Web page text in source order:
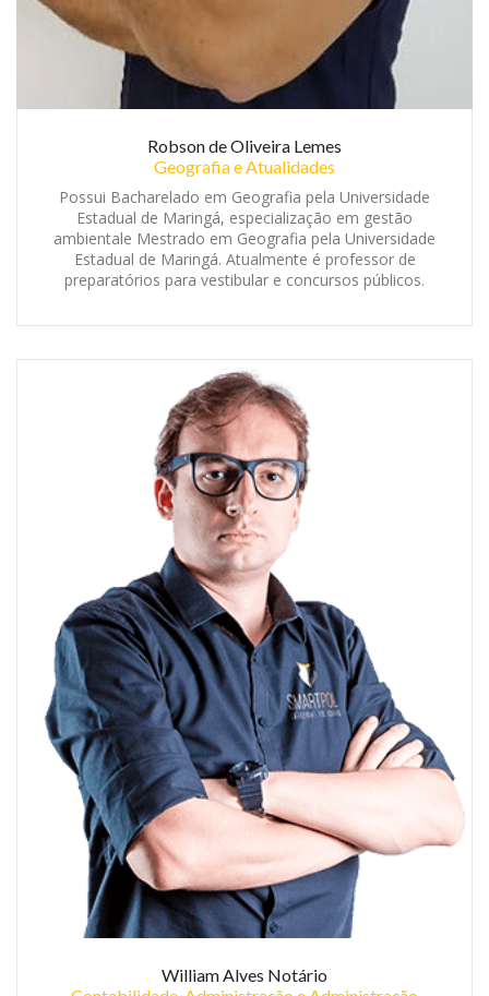
Robson de Oliveira Lemes
Geografia e Atualidades
Possui Bacharelado em Geografia pela Universidade
Estadual de Maringá, especialização em gestão
ambientale Mestrado em Geografia pela Universidade
Estadual de Maringá. Atualmente é professor de
preparatórios para vestibular e concursos públicos.
William Alves Notário